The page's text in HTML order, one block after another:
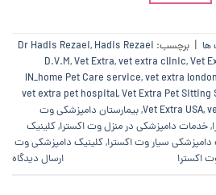
| برچسب: Dr Hadis Rezaei, Hadis Rezaei
D.V.M,Vet Extra,vet extra clinic,Vet
IN_home Pet Care service,vet extra london
vet extra pet hospital,Vet Extra Pet Sitting
Vet Extra USA,
,بیمارستان دامپزشکی وت
,خدمات دامپزشکی در منزل وت اکسترا,کلینیک
دامپزشکی سیار وت اکسترا,کلینیک دامپزشکی وت
اکسترا ارسال دیدگاه